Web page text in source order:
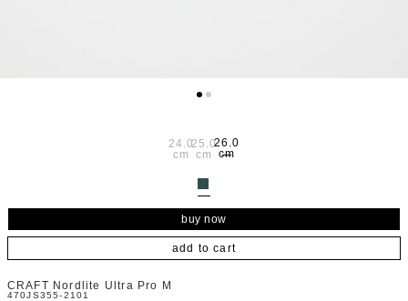
24.0
cm
25.0
cm
26.0
cm
add to cart
CRAFT Nordlite Ultra Pro M
470JS355-2101